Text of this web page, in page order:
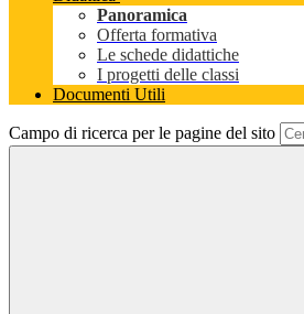
Panoramica
Offerta formativa
Le schede didattiche
I progetti delle classi
Documenti Utili
Campo di ricerca per le pagine del sito